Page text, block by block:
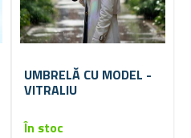
UMBRELĂ CU MODEL -
VITRALIU
În stoc